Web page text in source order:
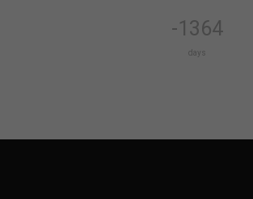
-1364
days